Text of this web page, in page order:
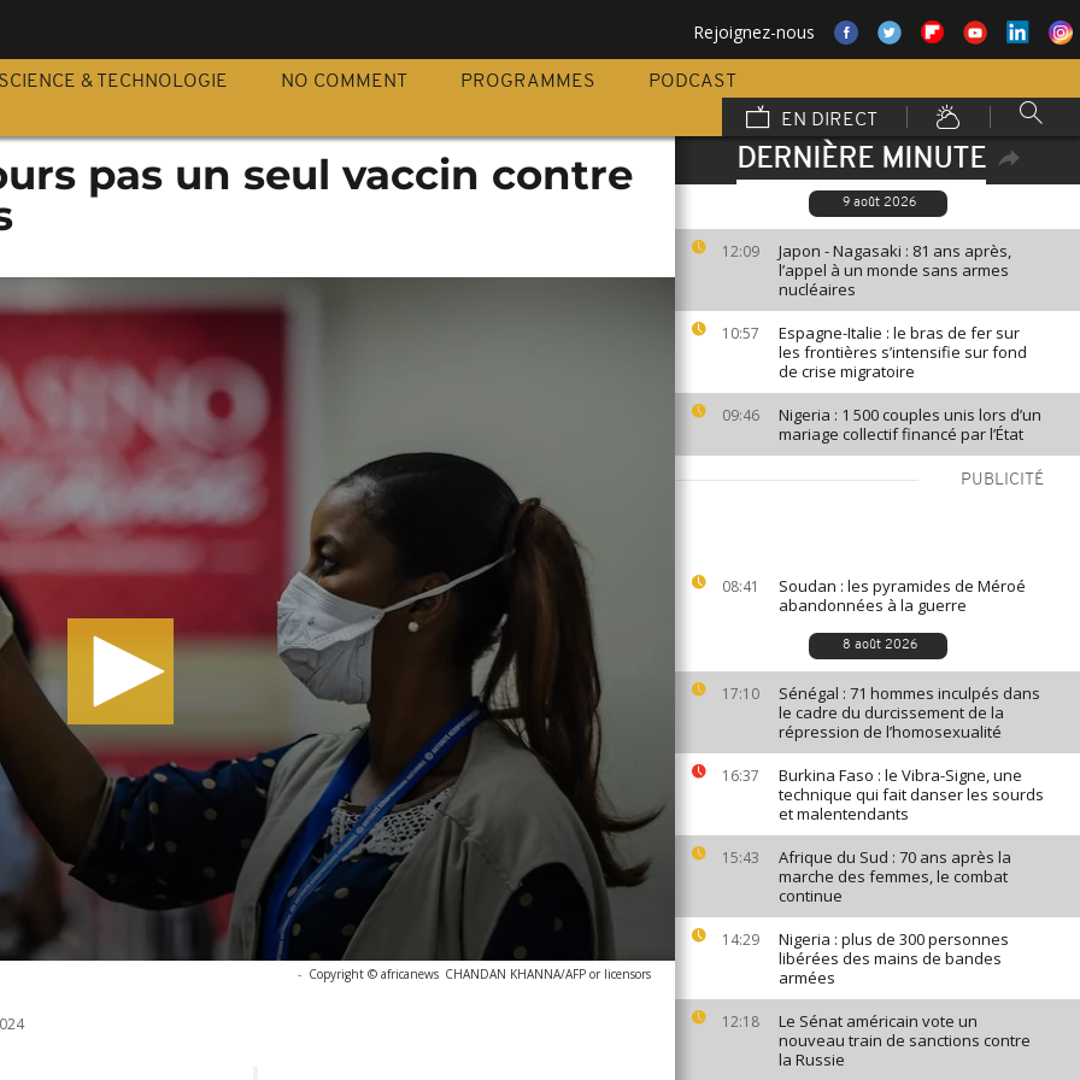
Rejoignez-nous
SCIENCE & TECHNOLOGIE NO COMMENT PROGRAMMES
PODCAST
EN DIRECT
DERNIÈRE MINUTE
9 août 2026
12:09
Japon - Nagasaki : 81 ans après,
l’appel à un monde sans armes
nucléaires
10:57
Espagne-Italie : le bras de fer sur
les frontières s’intensifie sur fond
de crise migratoire
09:46
Nigeria : 1 500 couples unis lors d’un
mariage collectif financé par l’État
PUBLICITÉ
08:41
Soudan : les pyramides de Méroé
abandonnées à la guerre
8 août 2026
17:10
Sénégal : 71 hommes inculpés dans
le cadre du durcissement de la
répression de l’homosexualité
16:37
Burkina Faso : le Vibra-Signe, une
technique qui fait danser les sourds
et malentendants
15:43
Afrique du Sud : 70 ans après la
marche des femmes, le combat
continue
14:29
Nigeria : plus de 300 personnes
libérées des mains de bandes
armées
12:18
Le Sénat américain vote un
nouveau train de sanctions contre
la Russie
pas un seul vaccin contre
- Copyright © africanews CHANDAN KHANNA/AFP or licensors